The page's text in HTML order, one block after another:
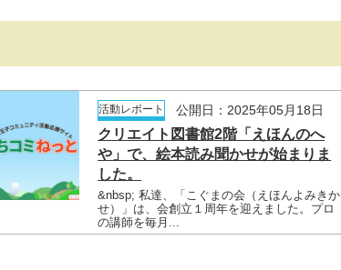
活動レポート 公開日：2025年05月18日
クリエイト図書館2階「えほんのへ
や」で、絵本読み聞かせが始まりま
した。
&nbsp; 私達、「こぐまの会（えほんよみきか
せ）」は、会創立１周年を迎えました。プロ
の講師を毎月...